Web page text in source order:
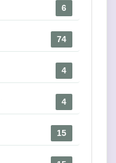
6
74
4
4
15